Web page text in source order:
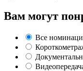
Вам могут
Все